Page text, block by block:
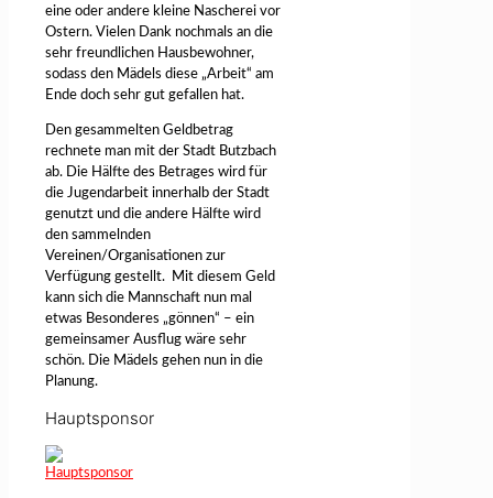
eine oder andere kleine Nascherei vor
Ostern. Vielen Dank nochmals an die
sehr freundlichen Hausbewohner,
sodass den Mädels diese „Arbeit“ am
Ende doch sehr gut gefallen hat.
Den gesammelten Geldbetrag
rechnete man mit der Stadt Butzbach
ab. Die Hälfte des Betrages wird für
die Jugendarbeit innerhalb der Stadt
genutzt und die andere Hälfte wird
den sammelnden
Vereinen/Organisationen zur
Verfügung gestellt. Mit diesem Geld
kann sich die Mannschaft nun mal
etwas Besonderes „gönnen“ – ein
gemeinsamer Ausflug wäre sehr
schön. Die Mädels gehen nun in die
Planung.
Hauptsponsor